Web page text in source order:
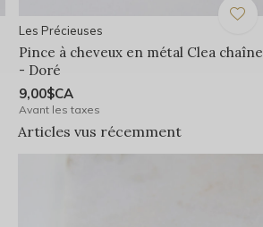
Les Précieuses
Pince à cheveux en métal Clea chaîne
- Doré
9,00$CA
Avant les taxes
Articles vus récemment